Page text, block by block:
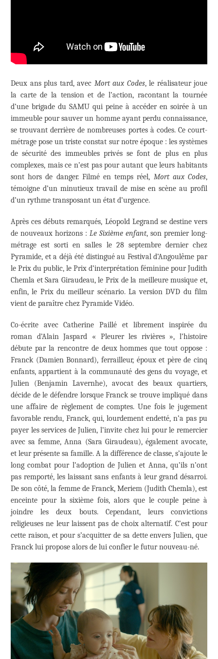
Deux ans plus tard, avec Mort aux Codes, le réalisateur joue
la carte de la tension et de l’action, racontant la tournée
d’une brigade du SAMU qui peine à accéder en soirée à un
immeuble pour sauver un homme ayant perdu connaissance,
se trouvant derrière de nombreuses portes à codes. Ce court-
métrage pose un triste constat sur notre époque : les systèmes
de sécurité des immeubles privés se font de plus en plus
complexes, mais ce n’est pas pour autant que leurs habitants
sont hors de danger. Filmé en temps réel, Mort aux Codes,
témoigne d’un minutieux travail de mise en scène au profil
d’un rythme transposant un état d’urgence.
Après ces débuts remarqués, Léopold Legrand se destine vers
de nouveaux horizons : Le Sixième enfant, son premier long-
métrage est sorti en salles le 28 septembre dernier chez
Pyramide, et a déjà été distingué au Festival d’Angoulême par
le Prix du public, le Prix d’interprétation féminine pour Judith
Chemla et Sara Giraudeau, le Prix de la meilleure musique et,
enfin, le Prix du meilleur scénario. La version DVD du film
vient de paraître chez Pyramide Vidéo.
Co-écrite avec Catherine Paillé et librement inspirée du
roman d’Alain Jaspard « Pleurer les rivières », l’histoire
débute par la rencontre de deux hommes que tout oppose :
Franck (Damien Bonnard), ferrailleur, époux et père de cinq
enfants, appartient à la communauté des gens du voyage, et
Julien (Benjamin Lavernhe), avocat des beaux quartiers,
décide de le défendre lorsque Franck se trouve impliqué dans
une affaire de règlement de comptes. Une fois le jugement
favorable rendu, Franck, qui, lourdement endetté, n’a pas pu
payer les services de Julien, l’invite chez lui pour le remercier
avec sa femme, Anna (Sara Giraudeau), également avocate,
et leur présente sa famille. A la différence de classe, s’ajoute le
long combat pour l’adoption de Julien et Anna, qu’ils n’ont
pas remporté, les laissant sans enfants à leur grand désarroi.
De son côté, la femme de Franck, Meriem (Judith Chemla), est
enceinte pour la sixième fois, alors que le couple peine à
joindre les deux bouts. Cependant, leurs convictions
religieuses ne leur laissent pas de choix alternatif. C’est pour
cette raison, et pour s’acquitter de sa dette envers Julien, que
Franck lui propose alors de lui confier le futur nouveau-né.